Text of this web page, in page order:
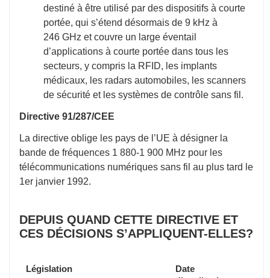
destiné à être utilisé par des dispositifs à courte
portée, qui s’étend désormais de 9 kHz à
246 GHz et couvre un large éventail
d’applications à courte portée dans tous les
secteurs, y compris la RFID, les implants
médicaux, les radars automobiles, les scanners
de sécurité et les systèmes de contrôle sans fil.
Directive 91/287/CEE
La directive oblige les pays de l’UE à désigner la
bande de fréquences 1 880-1 900 MHz pour les
télécommunications numériques sans fil au plus tard le
1er janvier 1992.
DEPUIS QUAND CETTE DIRECTIVE ET
CES DÉCISIONS S’APPLIQUENT-ELLES?
Législation
Date